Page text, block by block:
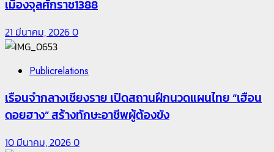
เมืองจุลศักราช1388
21 มีนาคม, 20260
Publicrelations
เรือนจำกลางเชียงราย เปิดสถานฝึกนวดแผนไทย “เฮือน
ดอยฮาง” สร้างทักษะอาชีพผู้ต้องขัง
10 มีนาคม, 20260